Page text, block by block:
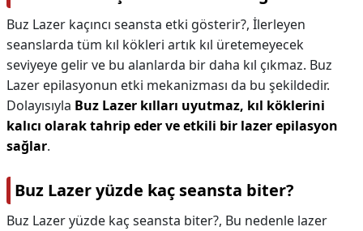
Buz Lazer kaçıncı seansta etki gösterir?, İlerleyen
seanslarda tüm kıl kökleri artık kıl üretemeyecek
seviyeye gelir ve bu alanlarda bir daha kıl çıkmaz. Buz
Lazer epilasyonun etki mekanizması da bu şekildedir.
Dolayısıyla Buz Lazer kılları uyutmaz, kıl köklerini
kalıcı olarak tahrip eder ve etkili bir lazer epilasyon
sağlar.
Buz Lazer yüzde kaç seansta biter?
Buz Lazer yüzde kaç seansta biter?, Bu nedenle lazer